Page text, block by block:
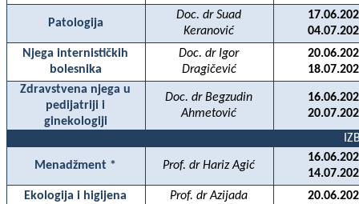
Patologija
Doc. dr Suad
Keranović
Njega internističkih
bolesnika
Doc. dr Igor
Dragičević
Zdravstvena njega u
pedijatriji i
ginekologiji
Doc. dr Begzudin
Ahmetović
Menadžment * Prof. dr Hariz Agić
Ekologija i higijena
Prof. dr Azijada